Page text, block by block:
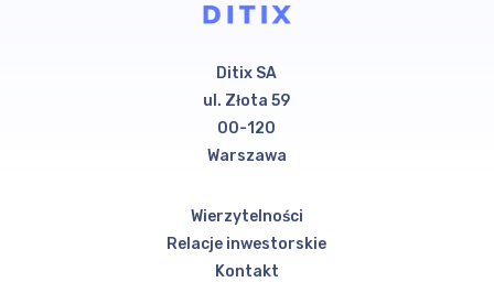
Ditix SA
ul. Złota 59
00-120
Warszawa
Wierzytelności
Relacje inwestorskie
Kontakt